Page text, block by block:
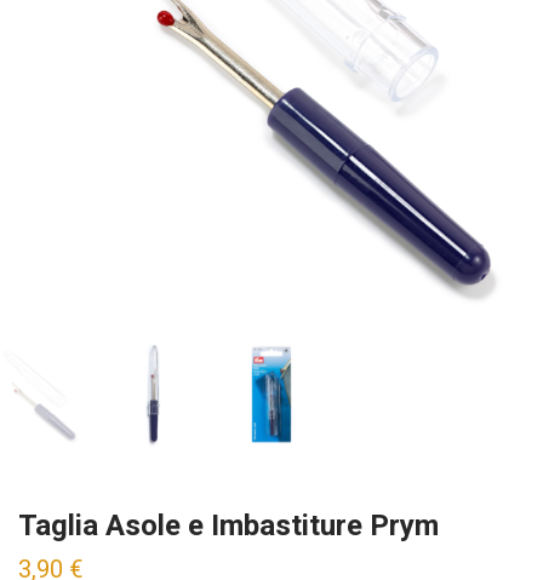
Taglia Asole e Imbastiture Prym
3,90 €